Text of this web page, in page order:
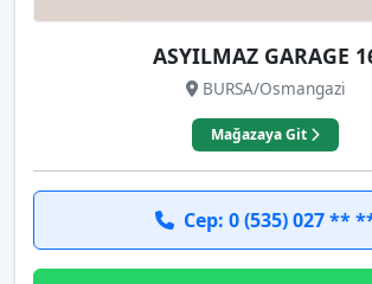
ASYILMAZ GARAGE
BURSA/Osmangazi
Mağazaya Git
Cep: 0 (535) 027 **